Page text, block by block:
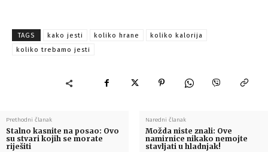
TAGS kako jesti koliko hrane
koliko kalorija
koliko trebamo jesti
Prethodni članak
Stalno kasnite na posao: Ovo
su stvari kojih se morate
riješiti
Naredni članak
Možda niste znali: Ove
namirnice nikako nemojte
stavljati u hladnjak!